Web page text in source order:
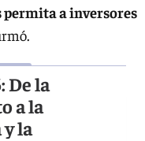
a inversores
De la
a la
la